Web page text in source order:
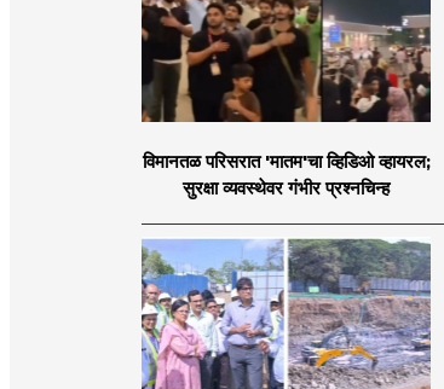
विमानतळ परिसरात 'मातम'चा व्हिडिओ व्हायरल;
सुरक्षा व्यवस्थेवर गंभीर प्रश्नचिन्ह